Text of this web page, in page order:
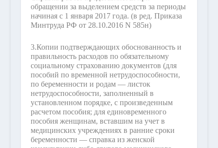
обращении за выделением средств за периоды
начиная с 1 января 2017 года. (в ред. Приказа
Минтруда РФ от 28.10.2016 N 585н)
3.Копии подтверждающих обоснованность и
правильность расходов по обязательному
социальному страхованию документов (для
пособий по временной нетрудоспособности,
по беременности и родам — листок
нетрудоспособности, заполненный в
установленном порядке, с произведенным
расчетом пособия; для единовременного
пособия женщинам, вставшим на учет в
медицинских учреждениях в ранние сроки
беременности — справка из женской